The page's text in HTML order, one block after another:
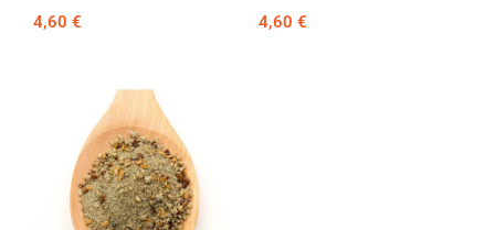
4,60 € 4,60 €